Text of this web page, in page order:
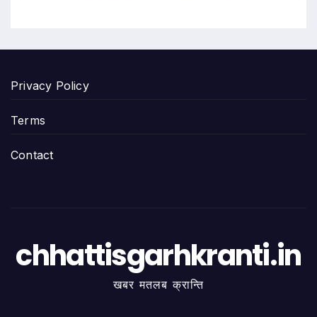
Privacy Policy
Terms
Contact
chhattisgarhkranti.in
खबर मतलब क्रान्ति